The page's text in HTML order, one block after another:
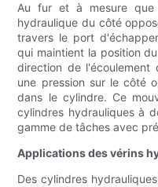
Au fur et à mesure
hydraulique du côté
travers le port
qui maintient la position
direction de l'écoulement
une pression sur le côté
dans le cylindre. Ce
cylindres hydrauliques à
gamme de tâches avec
Applications des vérins
Des cylindres